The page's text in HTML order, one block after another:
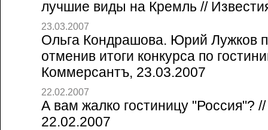
лучшие виды на Кремль //
23.03.2007
Ольга Кондрашова. Юрий Лужков
отменив итоги конкурса по
Коммерсантъ, 23.03.2007
22.02.2007
А вам жалко гостиницу "Россия"?
22.02.2007